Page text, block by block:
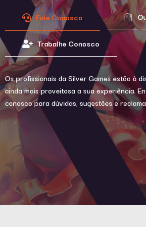
Fale Conosco
Trabalhe Conosco
Os profissionais da Silver Games estão à
ainda mais proveitosa a sua experiência.
conosco para dúvidas, sugestões e